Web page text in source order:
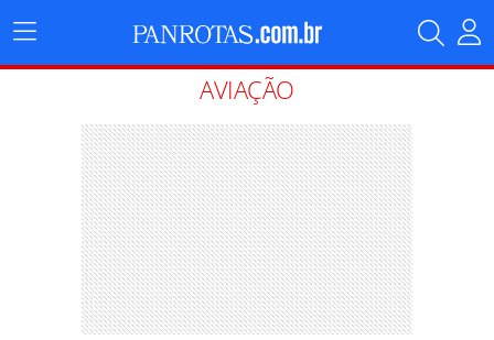
Menu
Principal
AVIAÇÃO